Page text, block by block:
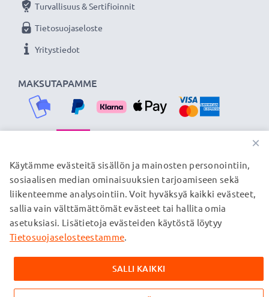
MAKSUTAPAMME
Turvallisuus & Sertifioinnit
Tietosuojaseloste
Yritystiedot
TOIMITUSKUMPPANIMME
© subtel.fi 2026
Kaikki hinnat sisältävät arvonlisäveron, mutta ei
toimituskuluja. Kaikki sivuillamme mainitut tavaramerkit ovat
verkkosivuillamme ainoastaan tuotteitamme koskevan
×
Käytämme evästeitä sisällön ja mainosten personointiin,
sosiaalisen median ominaisuuksien tarjoamiseen sekä
liikenteemme analysointiin. Voit hyväksyä kaikki evästeet,
sallia vain välttämättömät evästeet tai hallita omia
asetuksiasi. Lisätietoja evästeiden käytöstä löytyy
Tietosuojaselosteestamme.
SALLI KAIKKI